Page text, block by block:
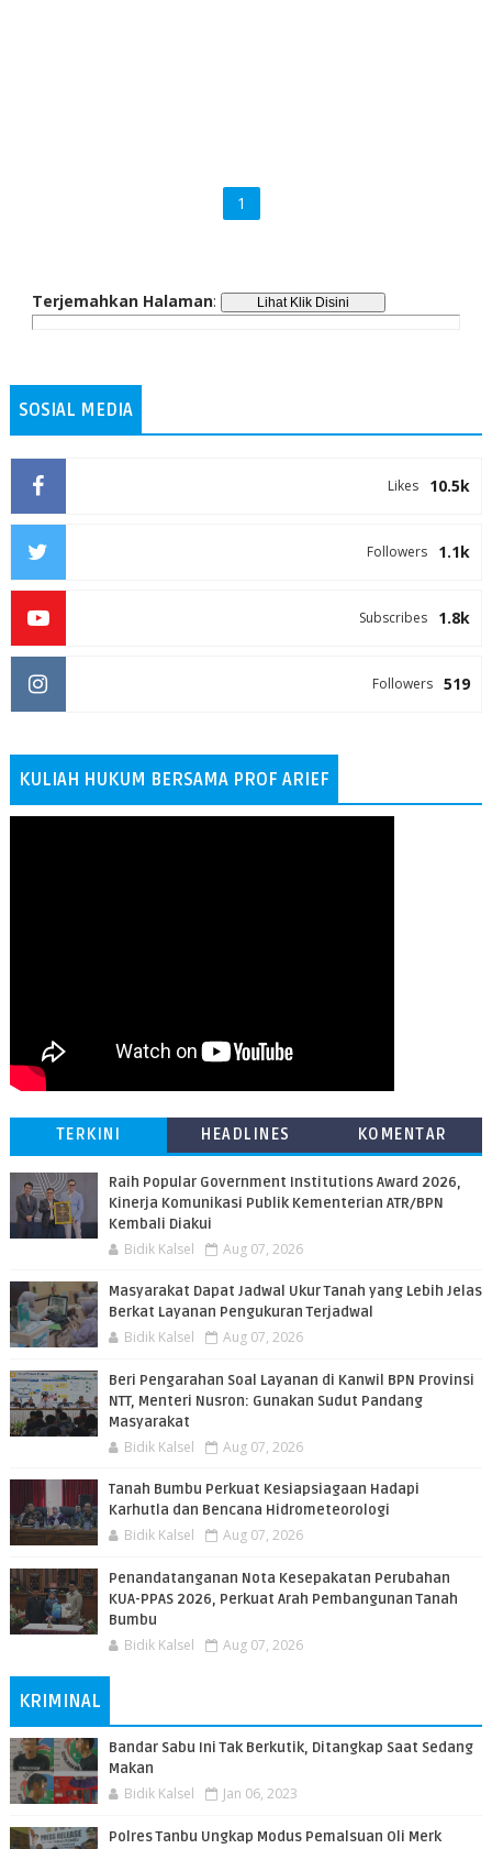
1
Terjemahkan Halaman:
SOSIAL MEDIA
10.5k
Likes
1.1k
Followers
1.8k
Subscribes
519
Followers
KULIAH HUKUM BERSAMA PROF ARIEF
TERKINI HEADLINES KOMENTAR
Raih Popular Government Institutions Award 2026,
Kinerja Komunikasi Publik Kementerian ATR/BPN
Kembali Diakui
Bidik Kalsel Aug 07, 2026
Masyarakat Dapat Jadwal Ukur Tanah yang Lebih Jelas
Berkat Layanan Pengukuran Terjadwal
Bidik Kalsel Aug 07, 2026
Beri Pengarahan Soal Layanan di Kanwil BPN Provinsi
NTT, Menteri Nusron: Gunakan Sudut Pandang
Masyarakat
Bidik Kalsel Aug 07, 2026
Tanah Bumbu Perkuat Kesiapsiagaan Hadapi
Karhutla dan Bencana Hidrometeorologi
Bidik Kalsel Aug 07, 2026
Penandatanganan Nota Kesepakatan Perubahan
KUA-PPAS 2026, Perkuat Arah Pembangunan Tanah
Bumbu
Bidik Kalsel Aug 07, 2026
KRIMINAL
Bandar Sabu Ini Tak Berkutik, Ditangkap Saat Sedang
Makan
Bidik Kalsel Jan 06, 2023
Polres Tanbu Ungkap Modus Pemalsuan Oli Merk